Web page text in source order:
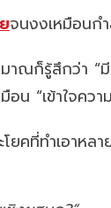
จนงงเหมือนก
าณก็รู้สึกว่า “
น “เข้าใจคว
ยคที่ทำเอาหล